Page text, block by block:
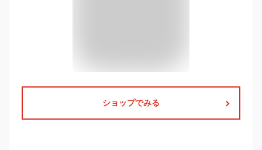
ショップでみる